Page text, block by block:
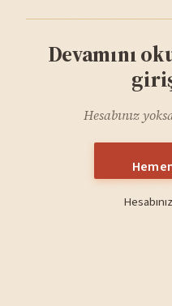
Devamını
Hesabınız